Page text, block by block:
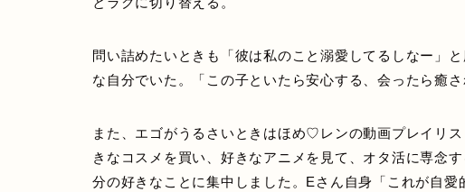
問い詰めたいときも「彼は私のこと溺愛してるしなー」
な自分でいた。「この子といたら安心する、会ったら癒
また、エゴがうるさいときはほめ♡レンの動画プレイリ
きなコスメを買い、好きなアニメを見て、オタ活に専念
分の好きなことに集中しました。Eさん自身「これが自